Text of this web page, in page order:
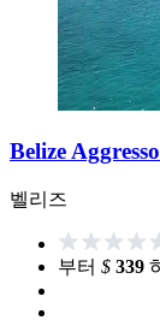
Belize
벨리즈
부터 $ 339